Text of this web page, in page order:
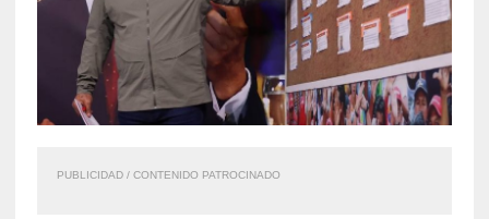
PUBLICIDAD / CONTENIDO PATROCINADO